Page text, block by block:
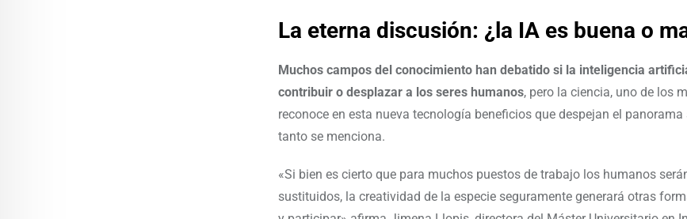
La eterna discusión: ¿la IA es buena o
Muchos campos del conocimiento han debatido si la inteligencia
contribuir o desplazar a los seres humanos, pero la ciencia, uno de los
reconoce en esta nueva tecnología beneficios que despejan el
tanto se menciona.
«Si bien es cierto que para muchos puestos de trabajo los humanos
sustituidos, la creatividad de la especie seguramente generará otras